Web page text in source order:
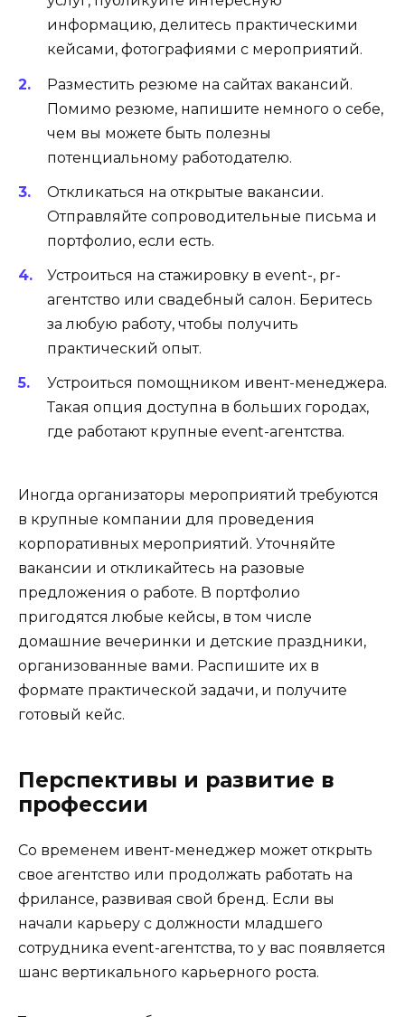
информацию, делитесь практическими
кейсами, фотографиями с мероприятий.
Разместить резюме на сайтах вакансий.
Помимо резюме, напишите немного о себе,
чем вы можете быть полезны
потенциальному работодателю.
Откликаться на открытые вакансии.
Отправляйте сопроводительные письма и
портфолио, если есть.
Устроиться на стажировку в event-, pr-
агентство или свадебный салон. Беритесь
за любую работу, чтобы получить
практический опыт.
Устроиться помощником ивент-менеджера.
Такая опция доступна в больших городах,
где работают крупные event-агентства.
Иногда организаторы мероприятий требуются
в крупные компании для проведения
корпоративных мероприятий. Уточняйте
вакансии и откликайтесь на разовые
предложения о работе. В портфолио
пригодятся любые кейсы, в том числе
домашние вечеринки и детские праздники,
организованные вами. Распишите их в
формате практической задачи, и получите
готовый кейс.
Перспективы и развитие в
профессии
Со временем ивент-менеджер может открыть
свое агентство или продолжать работать на
фрилансе, развивая свой бренд. Если вы
начали карьеру с должности младшего
сотрудника event-агентства, то у вас появляется
шанс вертикального карьерного роста.